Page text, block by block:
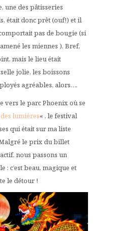
une des pâtisseries
était donc prêt (ouf!) et il
pas de bougie (si
les miennes ). Bref,
mais le lieu était
jolie, les boissons
agréables, alors….
vers le parc Phoenix où se
lumières« , le festival
qui était sur ma liste
le prix du billet
nous passons un
: c’est beau, magique et
le détour !